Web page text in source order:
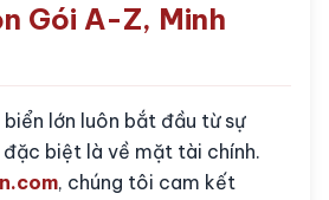
Gói A-Z, Minh
biển lớn luôn bắt đầu từ sự
đặc biệt là về mặt tài chính.
, chúng tôi cam kết